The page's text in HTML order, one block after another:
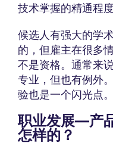
技术掌握的精通程
候选人有强大的学
的，但雇主在很多
不是资格。通常来
专业，但也有例外
验也是一个闪光点。
职业发展—产
怎样的？